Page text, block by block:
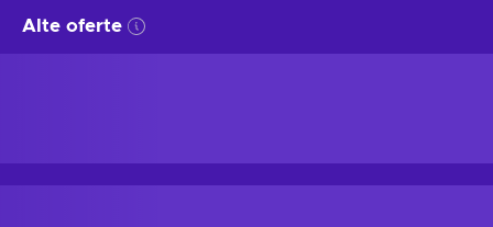
Alte oferte